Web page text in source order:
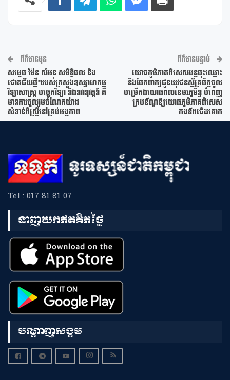
ព័ត៌មានមុន
សម្តេច ម៉ែន សំអន សមិទ្ធិផល និង
ជោគជ័យថ្មីៗរបស់ក្រសួងឧស្សាហកម្ម
វិទ្យាសាស្ត្រ បច្ចេកវិទ្យា និងនវានុវត្តន៍ គឺ
មានការចូលរួមចំណែកយ៉ាង
សំខាន់ពីស្រ្តីនៅគ្រប់អង្គភាព
ព័ត៌មានបន្ទាប់
យោធភូមិភាគពិសេសបន្តចុះឈ្មោះ
និងចែកពាក្យជូនយុវជនស្ម័គ្រចិត្តចូល
បម្រើកងយោធពលខេមរភូមិន្ទ បំពេញ
ក្របខ័ណ្ឌឱ្យយោធភូមិភាគពិសេស
កងទ័ពជើងគោក
Tel : 017 81 81 07
ទាញយកឥតគិតថ្លៃ
បណ្តាញសង្គម